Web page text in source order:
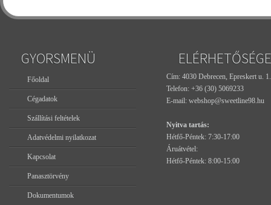
GYORSMENÜ
Főoldal
Cégadatok
Szállítási feltételek
Adatvédelmi nyilatkozat
Kapcsolat
Panasztörvény
Dokumentumok
Cím: 4030 Debrecen, Epreskert u. 1.
Telefon: +36 (30) 5069233
E-mail: webshop@sweetline98.hu
Nyitva tartás:
Hétfő-Péntek: 7:30-17:00
Áruátvétel:
Hétfő-Péntek: 8:00-15:00